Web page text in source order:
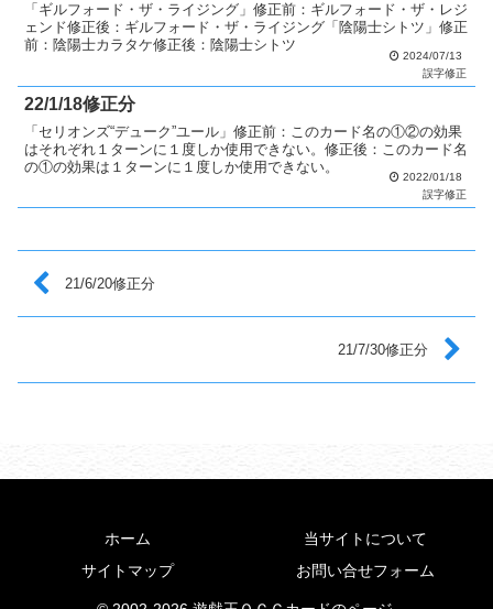
「ギルフォード・ザ・ライジング」修正前：ギルフォード・ザ・レジ
ェンド修正後：ギルフォード・ザ・ライジング「陰陽士シトツ」修正
前：陰陽士カラタケ修正後：陰陽士シトツ
2024/07/13
誤字修正
22/1/18修正分
「セリオンズ“デューク”ユール」修正前：このカード名の①②の効果
はそれぞれ１ターンに１度しか使用できない。修正後：このカード名
の①の効果は１ターンに１度しか使用できない。
2022/01/18
誤字修正
21/6/20修正分
21/7/30修正分
ホーム
当サイトについて
サイトマップ
お問い合せフォーム